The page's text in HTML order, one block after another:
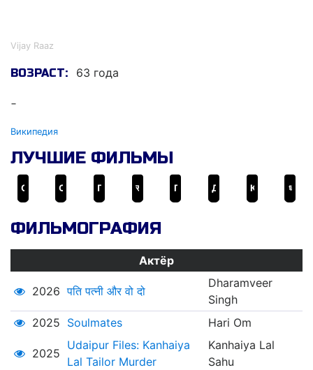
Vijay Raaz
ВОЗРАСТ: 63 года
-
Википедия
ЛУЧШИЕ ФИЛЬМЫ
ФИЛЬМОГРАФИЯ
Актёр
2026 पति पत्नी और वो दो
Dharamveer
Singh
2025 Soulmates Hari Om
2025
Udaipur Files: Kanhaiya
Lal Tailor Murder
Kanhaiya Lal
Sahu